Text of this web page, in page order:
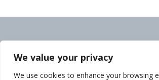
We value your privacy
We use cookies to enhance your browsing